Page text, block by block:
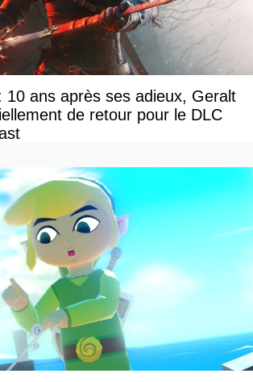
10 ans après ses adieux, Geralt
de retour pour le DLC